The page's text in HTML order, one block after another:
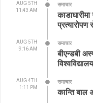
AUG 5TH
11:43 AM
समाचार
प्रत्यारोपण
AUG 5TH
9:16 AM
समाचार
बीएन्डबी
AUG 4TH
1:11 PM
समाचार
कान्ति बाल